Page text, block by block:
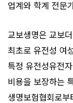
업계와 학계 전문
교보생명은 교보
최초로 유전성 여
특정 유전성유전
비용을 보장하는
생명보험협회로